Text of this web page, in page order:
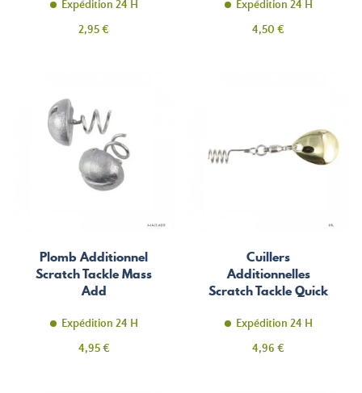
Expédition 24 H
Prix
2,95 €
Expédition 24 H
Prix
4,50 €
Plomb Additionnel
Scratch Tackle Mass
Add
Expédition 24 H
Prix
4,95 €
Cuillers
Additionnelles
Scratch Tackle Quick
Expédition 24 H
Prix
4,96 €